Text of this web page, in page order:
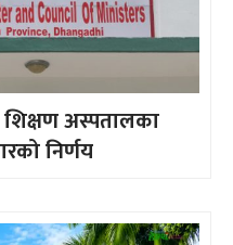
अस्पतालका
निर्णय